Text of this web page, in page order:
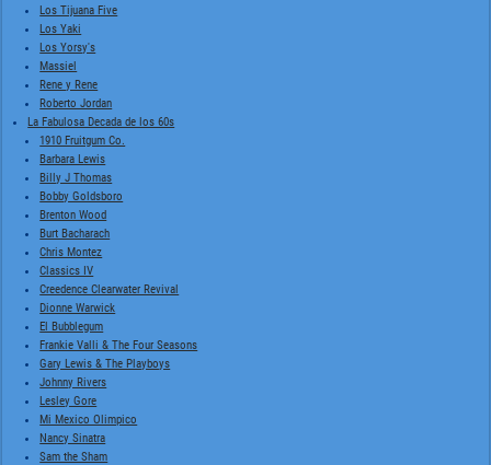
Los Tijuana Five
Los Yaki
Los Yorsy's
Massiel
Rene y Rene
Roberto Jordan
La Fabulosa Decada de los 60s
1910 Fruitgum Co.
Barbara Lewis
Billy J Thomas
Bobby Goldsboro
Brenton Wood
Burt Bacharach
Chris Montez
Classics IV
Creedence Clearwater Revival
Dionne Warwick
El Bubblegum
Frankie Valli & The Four Seasons
Gary Lewis & The Playboys
Johnny Rivers
Lesley Gore
Mi Mexico Olimpico
Nancy Sinatra
Sam the Sham